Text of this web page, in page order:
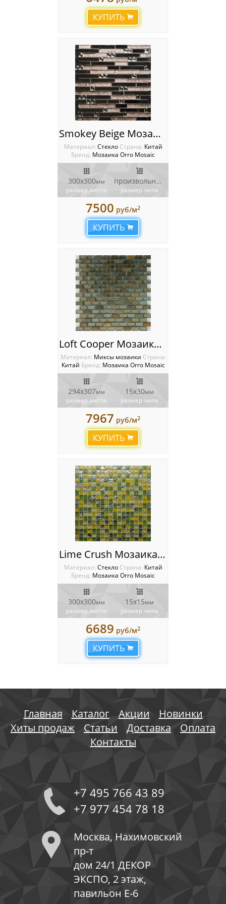
КУПИТЬ
Smokey Beige Мозаика Orro mosaic
Материал: Стекло Cтрана: Китай
Бренд: Мозаика Orro Mosaic
300х300мм
размер листа
произвольный
размер чипа
7500 руб/м2
КУПИТЬ
Loft Сooper Мозаика Orro mosaic
Материал: Миксы мозаики Cтрана:
Китай Бренд: Мозаика Orro Mosaic
294х307мм
размер листа
15х30мм
размер чипа
7967 руб/м2
КУПИТЬ
Lime Crush Мозаика Orro mosaic
Материал: Стекло Cтрана: Китай
Бренд: Мозаика Orro Mosaic
300х300мм
размер листа
15х15мм
размер чипа
6689 руб/м2
КУПИТЬ
Главная Каталог Акции
Новинки
Хиты продаж
Статьи Доставка
Оплата
Контакты
+7 495 766 43 89
+7 977 454 78 18
Москва, Нахимовский
пр-т
дом 24/1 ДЕКОР
ЭКСПО, 2 этаж,
павильон Е-6